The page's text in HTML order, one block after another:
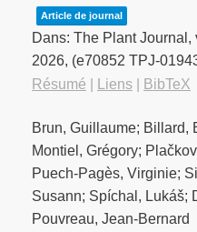
Article de journal
Dans: The Plant Journal,
2026, (e70852 TPJ-
Résumé
Liens BibTeX
Brun, Guillaume; Billard,
Montiel, Grégory;
Puech-Pagès, Virginie;
Susann; Spíchal, Lukáš;
Pouvreau, Jean-Bernard